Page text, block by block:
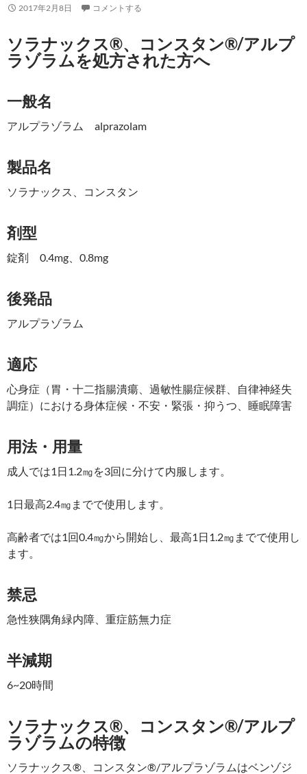
2017年2月8日 コメントする
ソラナックス®、コンスタン®/アルプ
ラゾラムを処方された方へ
一般名
アルプラゾラム alprazolam
製品名
ソラナックス、コンスタン
剤型
錠剤 0.4mg、0.8mg
後発品
アルプラゾラム
適応
心身症（胃・十二指腸潰瘍、過敏性腸症候群、自律神経失
調症）における身体症候・不安・緊張・抑うつ、睡眠障害
用法・用量
成人では1日1.2㎎を3回に分けて内服します。
1日最高2.4㎎までで使用します。
高齢者では1回0.4㎎から開始し、最高1日1.2㎎までで使用し
ます。
禁忌
急性狭隅角緑内障、重症筋無力症
半減期
6~20時間
ソラナックス®、コンスタン®/アルプ
ラゾラムの特徴
ソラナックス®、コンスタン®/アルプラゾラムはベンゾジ